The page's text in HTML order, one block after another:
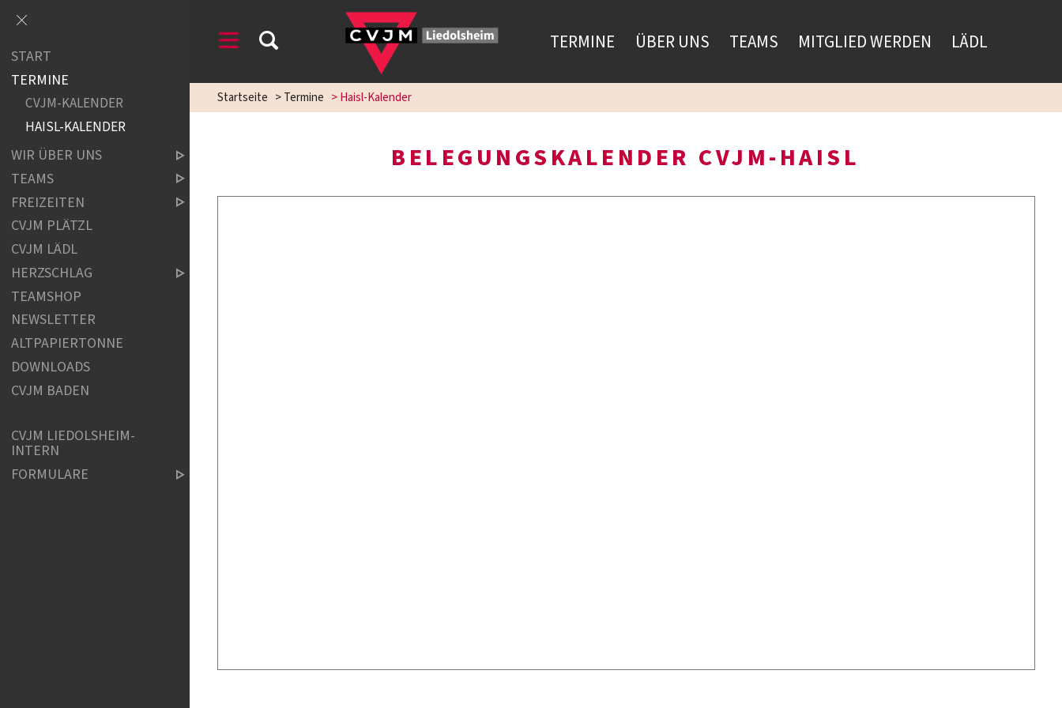
TERMINE ÜBER UNS TEAMS MITGLIED WERDEN LÄDL
Startseite >Termine >Haisl-Kalender
BELEGUNGSKALENDER CVJM-HAISL
START
TERMINE
CVJM-KALENDER
HAISL-KALENDER
WIR ÜBER UNS
TEAMS
FREIZEITEN
CVJM PLÄTZL
CVJM LÄDL
HERZSCHLAG
TEAMSHOP
NEWSLETTER
ALTPAPIERTONNE
DOWNLOADS
CVJM BADEN
CVJM LIEDOLSHEIM-
INTERN
FORMULARE